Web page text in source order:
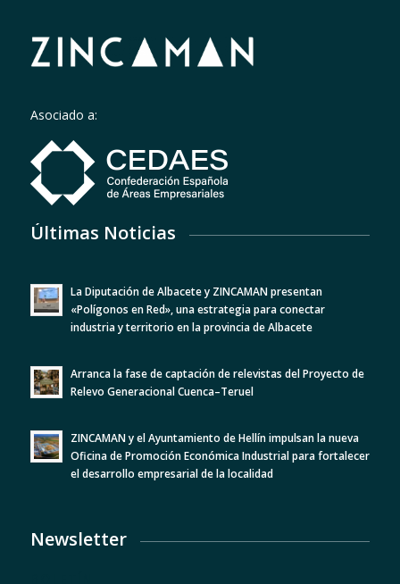
Asociado a:
Últimas Noticias
La Diputación de Albacete y ZINCAMAN presentan
«Polígonos en Red», una estrategia para conectar
industria y territorio en la provincia de Albacete
Arranca la fase de captación de relevistas del Proyecto de
Relevo Generacional Cuenca–Teruel
ZINCAMAN y el Ayuntamiento de Hellín impulsan la nueva
Oficina de Promoción Económica Industrial para fortalecer
el desarrollo empresarial de la localidad
Newsletter